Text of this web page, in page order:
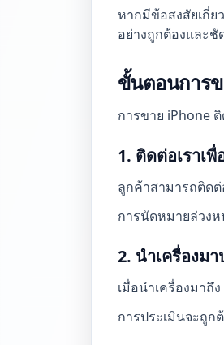
หากมีข้อสงสัยเกี่ย
อย่างถูกต้องและชั
ขั้นตอนการ
การขาย iPhone
1. ติดต่อเราเ
ลูกค้าสามารถติดต่
การนัดหมายล่วง
2. นำเครื่องม
เมื่อนำเครื่องมาถึ
การประเมินจะถูก